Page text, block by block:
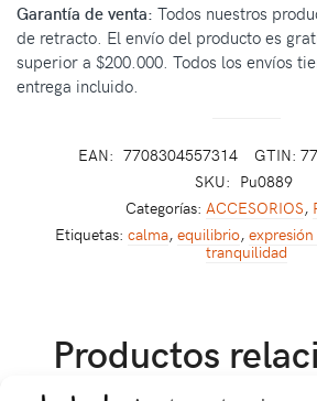
Garantía de venta: Todos nuestros
de retracto. El envío del producto es
superior a $200.000. Todos los envíos
entrega incluido.
EAN: 7708304557314
GTIN:
SKU: Pu0889
Categorías: ACCESORIOS,
Etiquetas: calma, equilibrio,
tranquilidad
Productos